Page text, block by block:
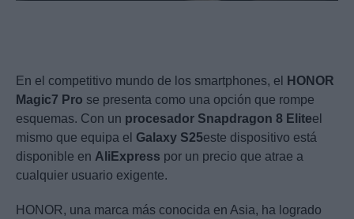
En el competitivo mundo de los smartphones, el
HONOR
Magic7 Pro se presenta como una opción que rompe
esquemas. Con un procesador Snapdragon 8 Eliteel
mismo que equipa el Galaxy S25este dispositivo está
disponible en AliExpress por un precio que atrae a
cualquier usuario exigente.
HONOR, una marca más conocida en Asia, ha logrado